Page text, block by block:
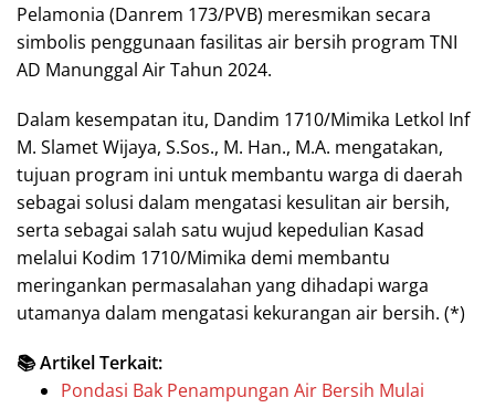
Pelamonia (Danrem 173/PVB) meresmikan secara
simbolis penggunaan fasilitas air bersih program TNI
AD Manunggal Air Tahun 2024.
Dalam kesempatan itu, Dandim 1710/Mimika Letkol Inf
M. Slamet Wijaya, S.Sos., M. Han., M.A. mengatakan,
tujuan program ini untuk membantu warga di daerah
sebagai solusi dalam mengatasi kesulitan air bersih,
serta sebagai salah satu wujud kepedulian Kasad
melalui Kodim 1710/Mimika demi membantu
meringankan permasalahan yang dihadapi warga
utamanya dalam mengatasi kekurangan air bersih. (*)
📚 Artikel Terkait:
Pondasi Bak Penampungan Air Bersih Mulai